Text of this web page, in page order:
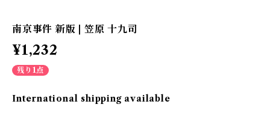
南京事件 新版 | 笠原 十九司
¥1,232
残り1点
International shipping available